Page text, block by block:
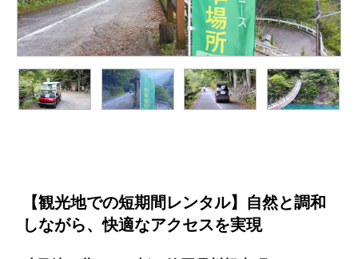
【観光地での短期間レンタル】自然と調和
しながら、快適なアクセスを実現